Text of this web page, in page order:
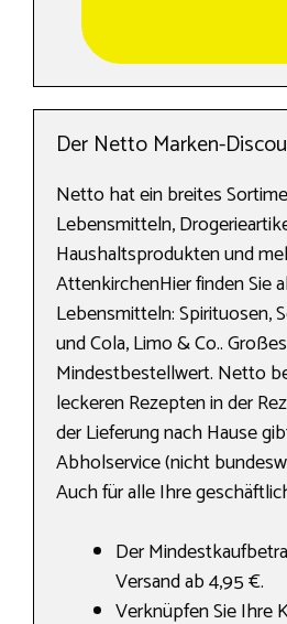
Der Netto Marken-
Netto hat ein breites
Lebensmitteln,
Haushaltsprodukten und
AttenkirchenHier finden Sie
Lebensmitteln: Spirituosen,
und Cola, Limo & Co..
Mindestbestellwert. Netto
leckeren Rezepten in der
der Lieferung nach Hause
Abholservice (nicht
Auch für alle Ihre
Der
Versand ab 4,95 €.
Verknüpfen Sie Ihre